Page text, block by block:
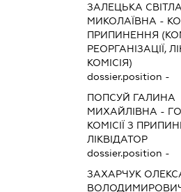
ЗАЛЕЦЬКА
МИКОЛАЇВНА -
ПРИПИНЕННЯ
РЕОРГАНІЗАЦІЇ,
КОМІСІЯ)
dossier.position -
ПОПСУЙ ГАЛИНА
МИХАЙЛІВНА -
КОМІСІЇ З
ЛІКВІДАТОР
dossier.position -
ЗАХАРЧУК